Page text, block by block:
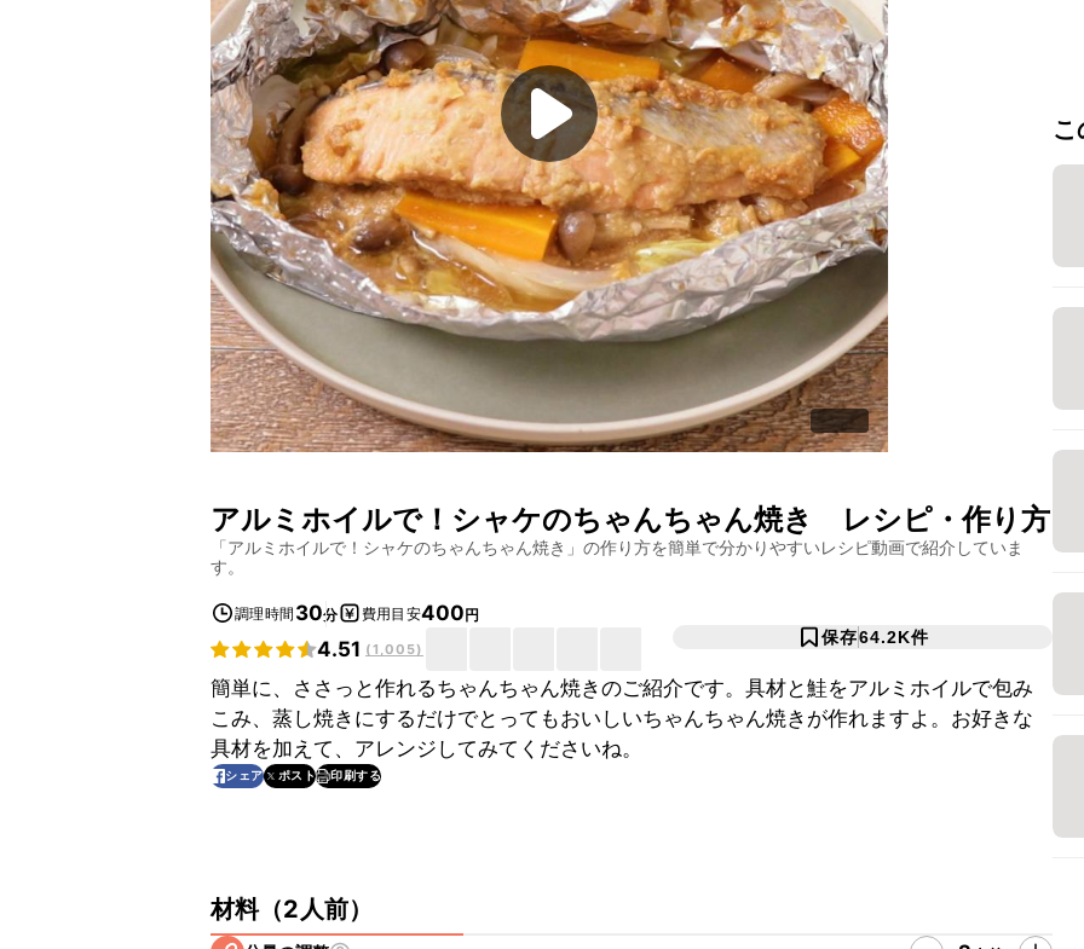
アルミホイルで！シャケのちゃんちゃん焼き レシピ・作り方
「アルミホイルで！シャケのちゃんちゃん焼き 」の作り方を簡単で分かりやすいレシピ動画で紹介していま
す。
調理時間 30分 費用目安400円
4.51 (1,005)
保存64.2K件
簡単に、ささっと作れるちゃんちゃん焼きのご紹介です。具材と鮭をアルミホイルで包み
こみ、蒸し焼きにするだけでとってもおいしいちゃんちゃん焼きが作れますよ。お好きな
具材を加えて、アレンジしてみてくださいね。
シェア ポスト 印刷する
材料（2人前）